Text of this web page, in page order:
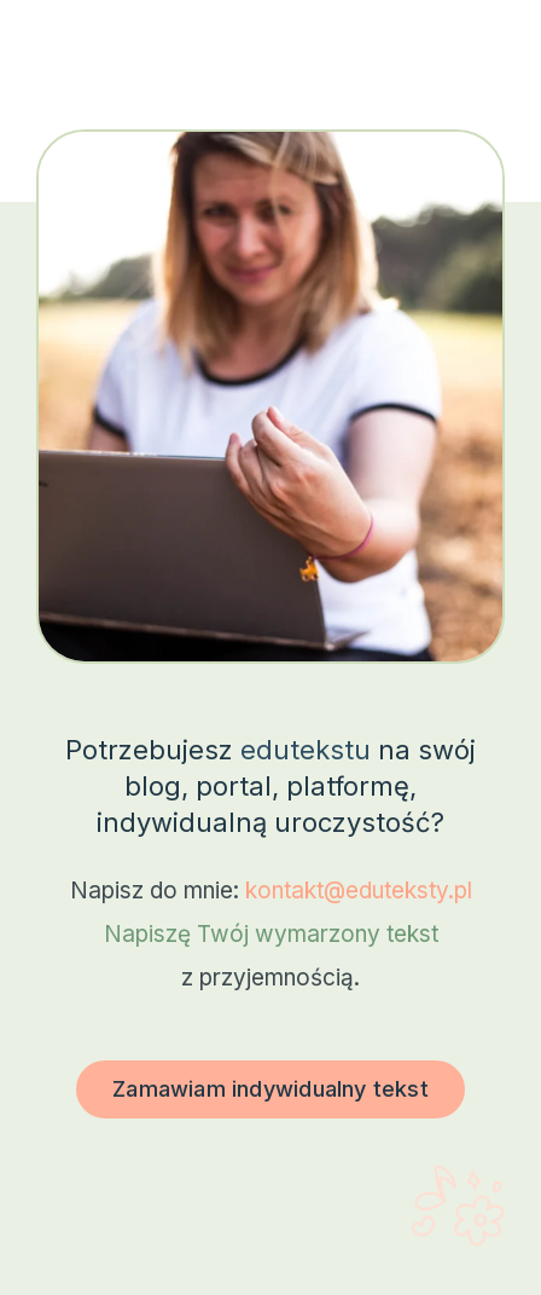
Potrzebujesz edutekstu na swój
blog, portal, platformę,
indywidualną uroczystość?
Napisz do mnie: kontakt@eduteksty.pl
Napiszę Twój wymarzony tekst
z przyjemnością.
Zamawiam indywidualny tekst